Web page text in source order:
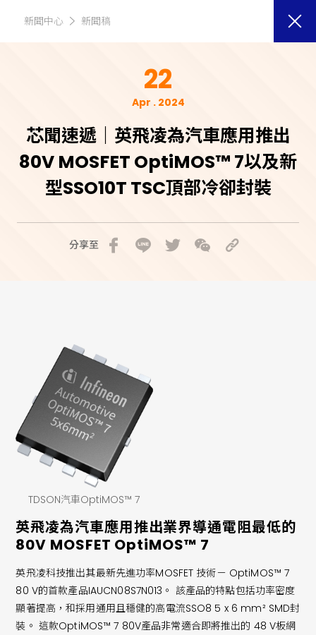
新聞中心 新聞稿
22
Apr . 2024
芯聞速遞｜英飛凌為汽車應用推出
80V MOSFET OptiMOS™ 7以及新
型SSO10T TSC頂部冷卻封裝
分享至
TDSON汽車OptiMOS™ 7
英飛凌為汽車應用推出業界導通電阻最低的
80V MOSFET OptiMOS™ 7
英飛凌科技推出其最新先進功率MOSFET 技術－ OptiMOS™ 7
80 V的首款產品IAUCN08S7N013。 該產品的特點包括功率密度
顯著提高，和採用通用且穩健的高電流SSO8 5 x 6 mm² SMD封
裝。 這款OptiMOS™ 7 80V產品非常適合即將推出的 48 V板網